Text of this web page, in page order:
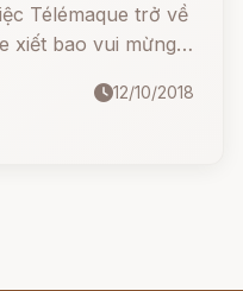
Télémaque trở về
xiết bao vui mừng
Télémaque bị12/10/2018